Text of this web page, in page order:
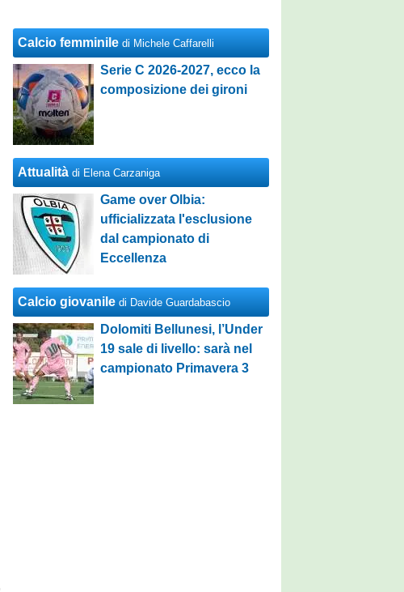
Calcio femminile di Michele Caffarelli
Serie C 2026-2027, ecco la
composizione dei gironi
Attualità di Elena Carzaniga
Game over Olbia:
ufficializzata l'esclusione
dal campionato di
Eccellenza
Calcio giovanile di Davide Guardabascio
Dolomiti Bellunesi, l’Under
19 sale di livello: sarà nel
campionato Primavera 3